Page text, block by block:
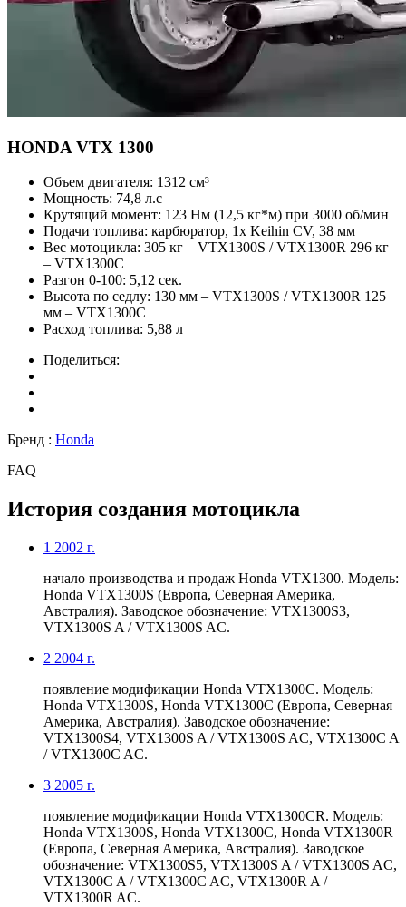
HONDA VTX 1300
Объем двигателя: 1312 см³
Мощность: 74,8 л.с
Крутящий момент: 123 Нм (12,5 кг*м) при 3000 об/мин
Подачи топлива: карбюратор, 1x Keihin CV, 38 мм
Вес мотоцикла: 305 кг – VTX1300S / VTX1300R 296 кг
– VTX1300C
Разгон 0-100: 5,12 сек.
Высота по седлу: 130 мм – VTX1300S / VTX1300R 125
мм – VTX1300C
Расход топлива: 5,88 л
Поделиться:
Бренд : Honda
FAQ
История создания мотоцикла
1 2002 г.
начало производства и продаж Honda VTX1300. Модель:
Honda VTX1300S (Европа, Северная Америка,
Австралия). Заводское обозначение: VTX1300S3,
VTX1300S A / VTX1300S AC.
2 2004 г.
появление модификации Honda VTX1300C. Модель:
Honda VTX1300S, Honda VTX1300C (Европа, Северная
Америка, Австралия). Заводское обозначение:
VTX1300S4, VTX1300S A / VTX1300S AC, VTX1300C A
/ VTX1300C AC.
3 2005 г.
появление модификации Honda VTX1300CR. Модель:
Honda VTX1300S, Honda VTX1300C, Honda VTX1300R
(Европа, Северная Америка, Австралия). Заводское
обозначение: VTX1300S5, VTX1300S A / VTX1300S AC,
VTX1300C A / VTX1300C AC, VTX1300R A /
VTX1300R AC.